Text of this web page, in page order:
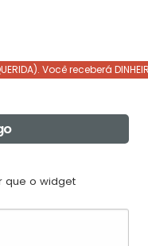
Você receberá
que o widget